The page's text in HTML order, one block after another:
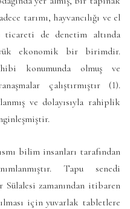
tarımı, hayvancılığı ve el
ticareti de denetim altında
ekonomik bir birimdir.
konumunda olmuş ve
çalıştırmıştır (1).
ve dolayısıyla rahiplik
bilim insanları tarafından
Tapu senedi
zamanından itibaren
için yuvarlak tabletlere